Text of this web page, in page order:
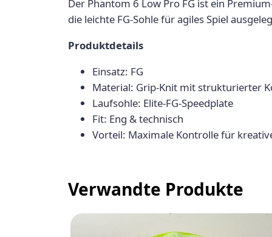
Der Phantom 6 Low Pro FG ist ein
die leichte FG-Sohle für agiles Spiel
Produktdetails
Einsatz: FG
Material: Grip-Knit mit strukturierter
Laufsohle: Elite-FG-Speedplate
Fit: Eng & technisch
Vorteil: Maximale Kontrolle für
Verwandte Produkte